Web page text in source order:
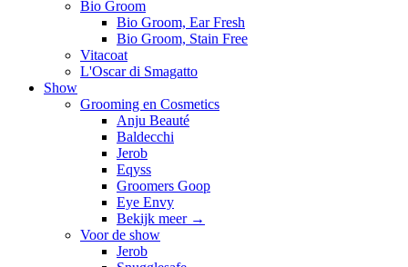
Bio Groom
Bio Groom, Ear Fresh
Bio Groom, Stain Free
Vitacoat
L'Oscar di Smagatto
Show
Grooming en Cosmetics
Anju Beauté
Baldecchi
Jerob
Eqyss
Groomers Goop
Eye Envy
Bekijk meer →
Voor de show
Jerob